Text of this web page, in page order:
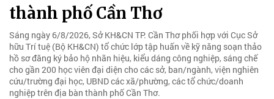
thành phố Cần Thơ
Sáng ngày 6/8/2026, Sở KH&CN TP. Cần Thơ phối hợp với Cục Sở
hữu Trí tuệ (Bộ KH&CN) tổ chức lớp tập huấn về kỹ năng soạn thảo
hồ sơ đăng ký bảo hộ nhãn hiệu, kiểu dáng công nghiệp, sáng chế
cho gần 200 học viên đại diện cho các sở, ban/ngành, viện nghiên
cứu/trường đại học, UBND các xã/phường, các tổ chức/doanh
nghiệp trên địa bàn thành phố Cần Thơ.